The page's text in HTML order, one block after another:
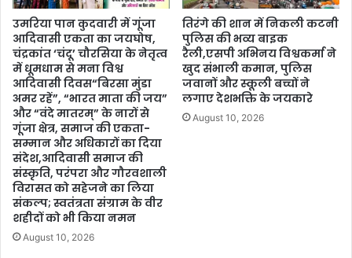
उमरिया पान कुदवारी में गूंजा
आदिवासी एकता का जयघोष,
चंद्रकांत ‘चंदू’ चौरसिया के नेतृत्व
में धूमधाम से मना विश्व
आदिवासी दिवस“बिरसा मुंडा
अमर रहें”, “भारत माता की जय”
और “वंदे मातरम्” के नारों से
गूंजा क्षेत्र, समाज की एकता-
सम्मान और अधिकारों का दिया
संदेश,आदिवासी समाज की
संस्कृति, परंपरा और गौरवशाली
विरासत को सहेजने का लिया
संकल्प; स्वतंत्रता संग्राम के वीर
शहीदों को भी किया नमन
August 10, 2026
तिरंगे की शान में निकली कटनी
पुलिस की भव्य बाइक
रैली,एसपी अभिनय विश्वकर्मा ने
खुद संभाली कमान, पुलिस
जवानों और स्कूली बच्चों ने
लगाए देशभक्ति के जयकारे
August 10, 2026